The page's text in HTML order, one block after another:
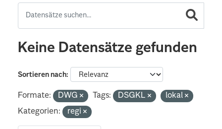
Keine Datensätze gefunden
Sortieren nach
Formate: DWG Tags: DSGKL
lokal
Kategorien:
regi